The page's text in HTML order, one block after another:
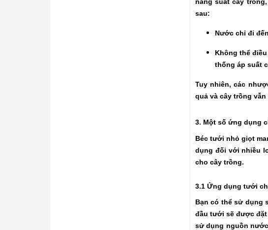
sau:
Nước chỉ đi
Không thể
thống áp suất
Tuy nhiên, các
quả và cây trồng
3. Một số ứng dụng
Béc tưới nhỏ giọt
dụng đối với nhiều
cho cây trồng.
3.1 Ứng dụng tưới
Bạn có thể sử dụng
đầu tưới sẽ được
sử dụng nguồn